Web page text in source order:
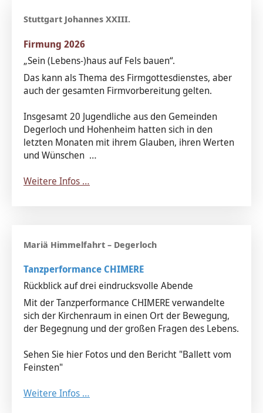
Firmung 2026
„Sein (Lebens-)haus auf Fels bauen“.
Das kann als Thema des Firmgottesdienstes, aber
auch der gesamten Firmvorbereitung gelten.
Insgesamt 20 Jugendliche aus den Gemeinden
Degerloch und Hohenheim hatten sich in den
letzten Monaten mit ihrem Glauben, ihren Werten
und Wünschen …
Weitere Infos …
Tanzperformance CHIMERE
Rückblick auf drei eindrucksvolle Abende
Mit der Tanzperformance CHIMERE verwandelte
sich der Kirchenraum in einen Ort der Bewegung,
der Begegnung und der großen Fragen des Lebens.
Sehen Sie hier Fotos und den Bericht "Ballett vom
Feinsten"
Weitere Infos …